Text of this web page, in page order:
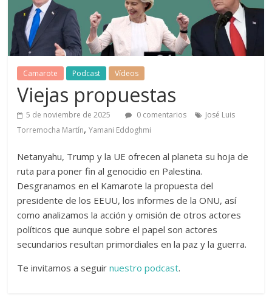
Camarote Podcast Vídeos
Viejas propuestas
5 de noviembre de 2025 0 comentarios
José Luis
Torremocha Martín,Yamani Eddoghmi
Netanyahu, Trump y la UE ofrecen al planeta su hoja de
ruta para poner fin al genocidio en Palestina.
Desgranamos en el Kamarote la propuesta del
presidente de los EEUU, los informes de la ONU, así
como analizamos la acción y omisión de otros actores
políticos que aunque sobre el papel son actores
secundarios resultan primordiales en la paz y la guerra.
Te invitamos a seguirnuestro podcast.